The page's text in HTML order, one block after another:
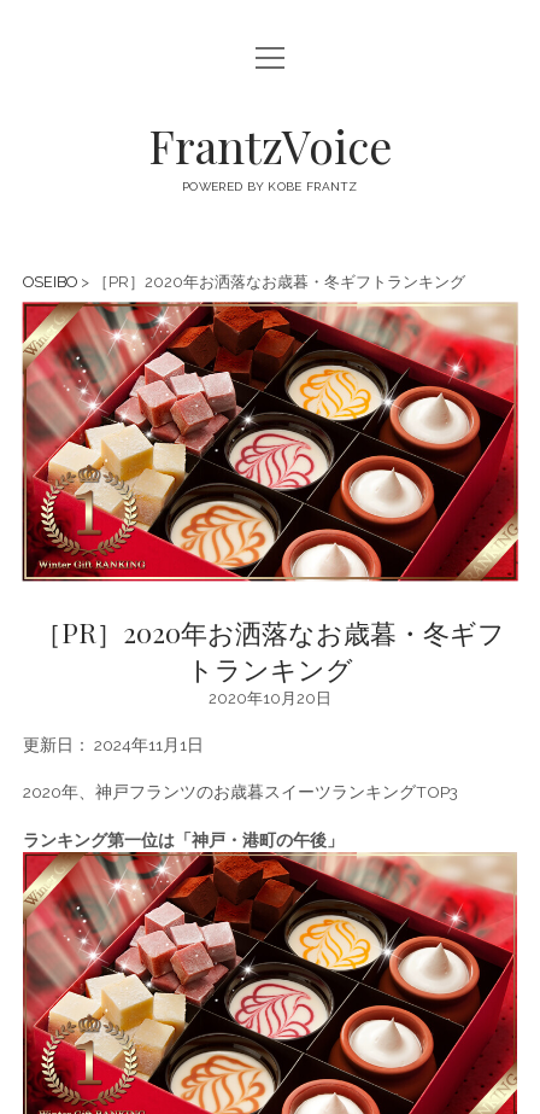
FRANTZVOICE
open
menu
FrantzVoice
POWERED BY KOBE FRANTZ
OSEIBO> ［PR］2020年お洒落なお歳暮・冬ギフトランキング
［PR］2020年お洒落なお歳暮・冬ギフ
トランキング
2020年10月20日
更新日： 2024年11月1日
2020年、神戸フランツのお歳暮スイーツランキングTOP3
ランキング第一位は「神戸・港町の午後」